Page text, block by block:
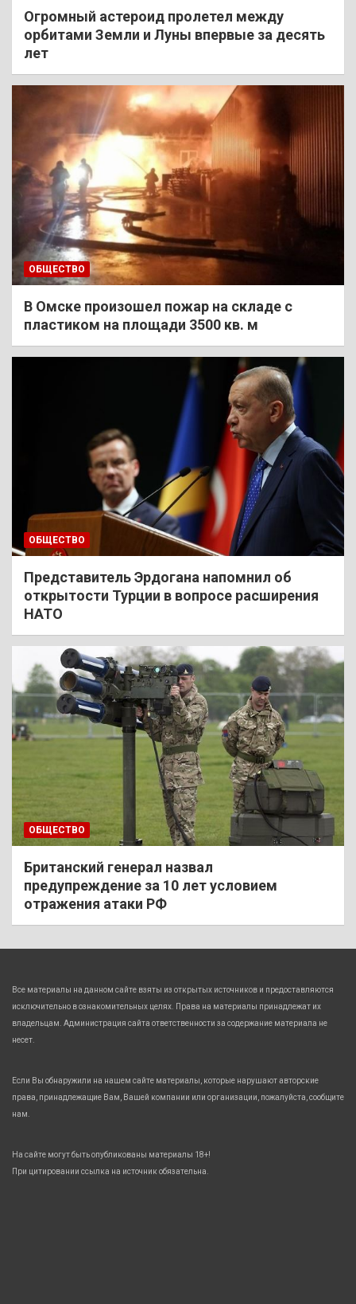
Огромный астероид пролетел между
орбитами Земли и Луны впервые за десять
лет
ОБЩЕСТВО
В Омске произошел пожар на складе с
пластиком на площади 3500 кв. м
ОБЩЕСТВО
Представитель Эрдогана напомнил об
открытости Турции в вопросе расширения
НАТО
ОБЩЕСТВО
Британский генерал назвал
предупреждение за 10 лет условием
отражения атаки РФ
Все материалы на данном сайте взяты из открытых источников и предоставляются
исключительно в ознакомительных целях. Права на материалы принадлежат их
владельцам. Администрация сайта ответственности за содержание материала не
несет.
Если Вы обнаружили на нашем сайте материалы, которые нарушают авторские
права, принадлежащие Вам, Вашей компании или организации, пожалуйста, сообщите
нам.
На сайте могут быть опубликованы материалы 18+!
При цитировании ссылка на источник обязательна.